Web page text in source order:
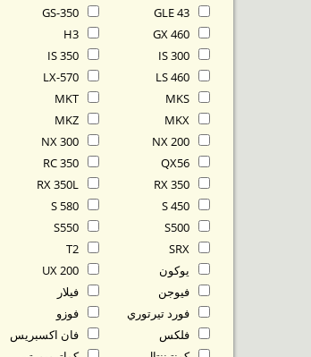
يوكون
فيوجن
فيلار
فورد تيرتوري
فوزو
فلكس
فان اكسبريس